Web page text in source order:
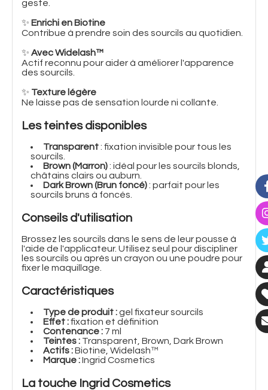
geste.
✨ Enrichi en Biotine
Contribue à prendre soin des sourcils au quotidien.
✨ Avec Widelash™
Actif reconnu pour aider à améliorer l'apparence
des sourcils.
✨ Texture légère
Ne laisse pas de sensation lourde ni collante.
Les teintes disponibles
Transparent: fixation invisible pour tous les
sourcils.
Brown (Marron): idéal pour les sourcils blonds,
châtains clairs ou auburn.
Dark Brown (Brun foncé): parfait pour les
sourcils bruns à foncés.
Conseils d'utilisation
Brossez les sourcils dans le sens de leur pousse à
l'aide de l'applicateur. Utilisez seul pour discipliner
les sourcils ou après un crayon ou une poudre pour
fixer le maquillage.
Caractéristiques
Type de produit :gel fixateur sourcils
Effet :fixation et définition
Contenance : 7 ml
Teintes : Transparent, Brown, Dark Brown
Actifs :Biotine, Widelash™
Marque :Ingrid Cosmetics
La touche Ingrid Cosmetics